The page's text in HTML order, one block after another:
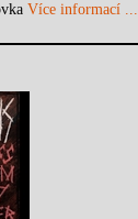
Více informací ...